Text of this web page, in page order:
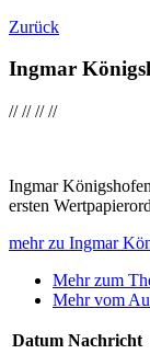
Zurück
Ingmar
////////
Ingmar
ersten
mehr zu Ingmar
Mehr zum
Mehr vom
Datum Nachricht